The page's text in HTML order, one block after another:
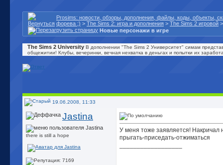
Prosims: новости, обзоры, дополнения, файлы, коды, объекты,
форева ;) > The Sims 2: игра и дополнения > The Sims 2 игровой
Новые персонажи в игре
The Sims 2 University В дополнении "The Sims 2 Университет" симам
общежитии! Клубы, вечеринки, вечная нехватка в деньгах и попытки их
19.06.2008, 11:33
Jastina
there is still a hope
У меня тоже заявляется! Накричал
прыгать-приседать-отжиматься